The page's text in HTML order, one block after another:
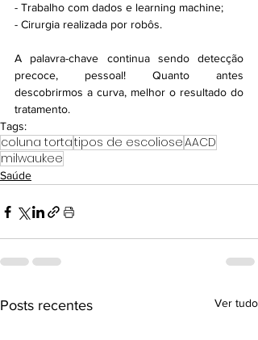
- Trabalho com dados e learning machine;
- Cirurgia realizada por robôs.
A palavra-chave continua sendo detecção
precoce, pessoal! Quanto antes
descobrirmos a curva, melhor o resultado do
tratamento.
Tags:
coluna tortatipos de escolioseAACD
milwaukee
Saúde
Posts recentes Ver tudo